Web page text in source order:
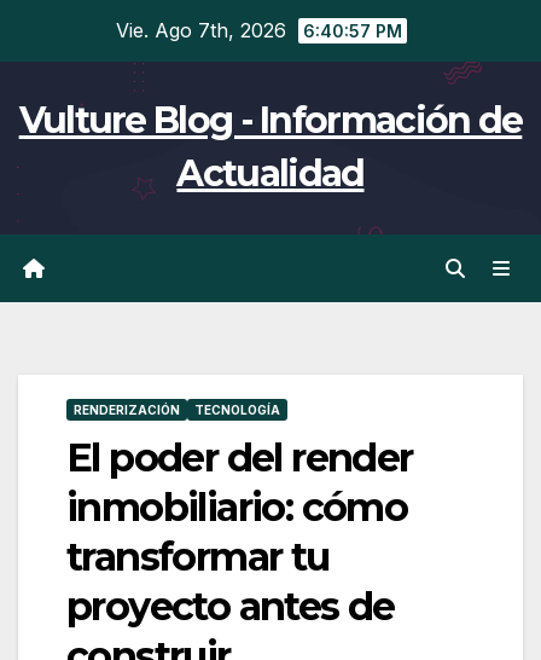
Vie. Ago 7th, 2026 6:40:58 PM
Vulture Blog - Información de
Actualidad
RENDERIZACIÓN TECNOLOGÍA
El poder del render
inmobiliario: cómo
transformar tu
proyecto antes de